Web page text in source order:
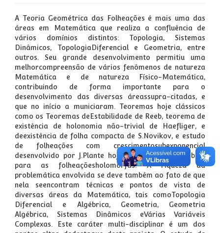
A Teoria Geométrica das Folheações é mais uma das
áreas em Matemática que realiza a confluência de
vários domínios distintos: Topologia, Sistemas
Dinâmicos, TopologiaDiferencial e Geometria, entre
outros. Seu grande desenvolvimento permitiu uma
melhorcompreensão de vários fenômenos de natureza
Matemática e de natureza Físico-Matemática,
contribuindo de forma importante para o
desenvolvimento das diversas áreassupra-citadas, e
que no início a municiaram. Teoremas hoje clássicos
como os Teoremas deEstabilidade de Reeb, teorema de
existência de holonomia não-trivial de Haefliger, e
deexistência de folha compacta de S.Novikov, e estudo
de folheações com crescimentosubexponencial
desenvolvido por J.Plante hoje são buscados também
para as folheaçõesholomorfas. A riqueza da
problemática envolvida se deve também ao fato de que
nela seencontram técnicas e pontos de vista de
diversas áreas da Matemática, tais comoTopologia
Diferencial e Algébrica, Geometria, Geometria
Algébrica, Sistemas Dinâmicos eVárias Variáveis
Complexas. Este caráter multi-disciplinar é um dos